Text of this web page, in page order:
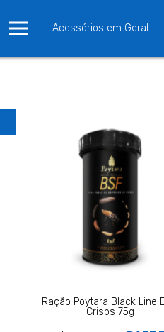
Acessórios em Geral
Ração Poytara Black Line
Crisps 75g